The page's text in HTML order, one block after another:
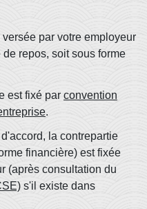
par votre employeur
repos, soit sous forme
est fixé par convention
.
la contrepartie
financière) est fixée
(après consultation du
s'il existe dans